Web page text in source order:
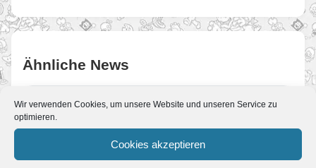
Wir verwenden Cookies, um unsere Website und unseren Service zu
optimieren.
Cookies akzeptieren
Ähnliche News
PM: Frisch angekündigt: Über 20
Animal Crossing und Luigi’s Mansion kommen
für Nintendo Switch Nintendo Direct kündigt